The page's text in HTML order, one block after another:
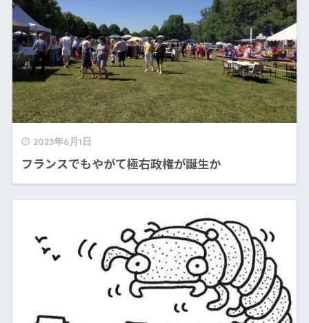
2023年6月1日
フランスでもやがて極右政権が誕生か